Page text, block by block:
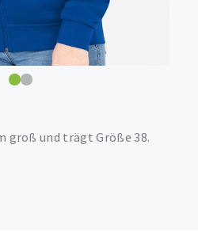
groß und trägt Größe 38.